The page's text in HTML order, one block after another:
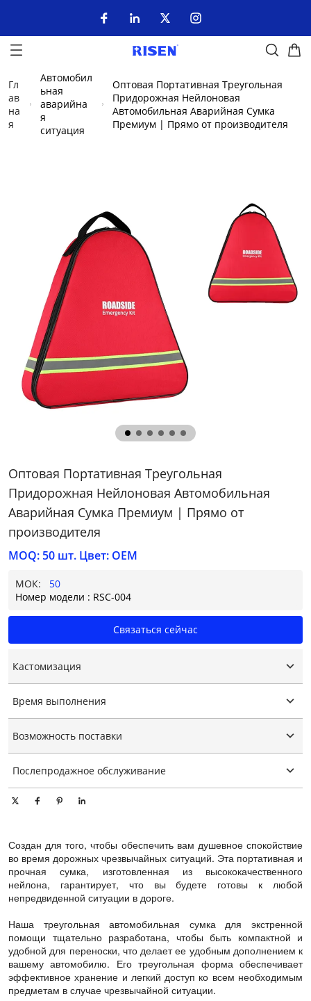
Гл
ав
на
я
Автомобил
ьная
аварийна
я
ситуация
Оптовая Портативная Треугольная
Придорожная Нейлоновая
Автомобильная Аварийная Сумка
Премиум | Прямо от производителя
Оптовая Портативная Треугольная
Придорожная Нейлоновая Автомобильная
Аварийная Сумка Премиум | Прямо от
производителя
MOQ: 50 шт. Цвет: OEM
МОК:
50
Номер модели : RSC-004
Связаться сейчас
Кастомизация
Индивидуальная упаковка
Время выполнения
Возможность поставки
Послепродажное обслуживание
Создан для того, чтобы обеспечить вам душевное спокойствие
во время дорожных чрезвычайных ситуаций. Эта портативная и
прочная сумка, изготовленная из высококачественного
нейлона, гарантирует, что вы будете готовы к любой
непредвиденной ситуации в дороге.
Наша треугольная автомобильная сумка для экстренной
помощи тщательно разработана, чтобы быть компактной и
удобной для переноски, что делает ее удобным дополнением к
вашему автомобилю. Его треугольная форма обеспечивает
эффективное хранение и легкий доступ ко всем необходимым
предметам в случае чрезвычайной ситуации.